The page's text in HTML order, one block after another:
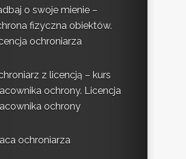
o swoje mienie –
fizyczna obiektów.
ochroniarza
z licencją – kurs
ochrony. Licencja
ochrony
ochroniarza